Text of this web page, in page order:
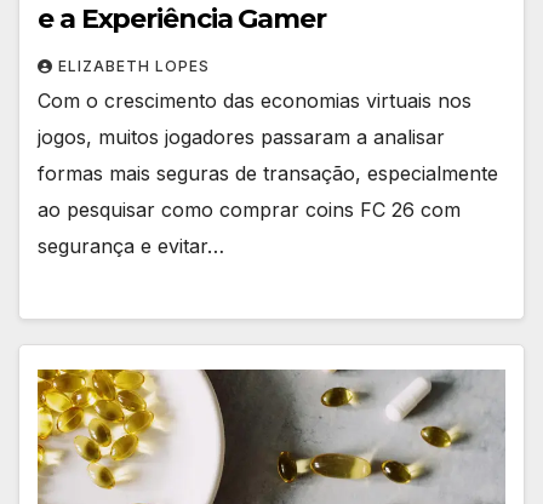
e a Experiência Gamer
ELIZABETH LOPES
Com o crescimento das economias virtuais nos
jogos, muitos jogadores passaram a analisar
formas mais seguras de transação, especialmente
ao pesquisar como comprar coins FC 26 com
segurança e evitar…